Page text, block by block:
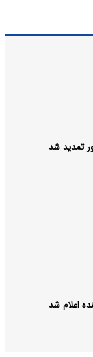
اعلام شد